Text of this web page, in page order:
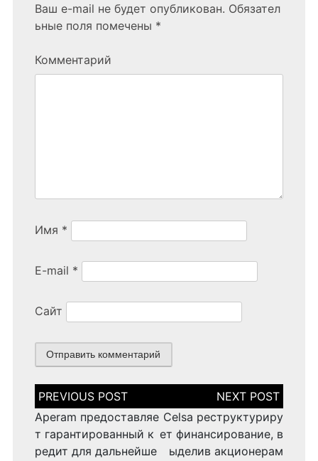
Ваш e-mail не будет опубликован. Обязател
ьные поля помечены *
Комментарий
Имя *
E-mail *
Сайт
Н
а
в
и
а
Aperam предоставляе
т гарантированный к
редит для дальнейше
Celsa реструктуриру
ет финансирование, в
ыделив акционерам